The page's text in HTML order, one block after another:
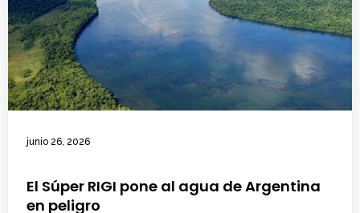
junio 26, 2026
El Súper RIGI pone al agua de Argentina
en peligro